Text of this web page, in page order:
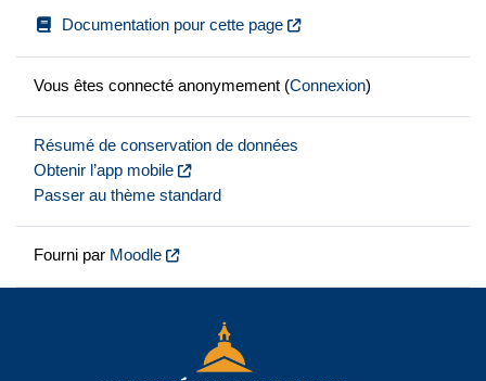
Documentation pour cette page
Vous êtes connecté anonymement (Connexion)
Résumé de conservation de données
Obtenir l’app mobile
Passer au thème standard
Fourni par Moodle